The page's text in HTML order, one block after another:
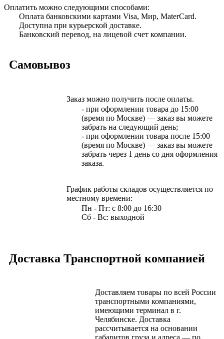
Оплатить можно следующими способами:
Оплата банковскими картами Visa, Мир, MaterCard.
Доступна при курьерской доставке.
Банковский перевод, на лицевой счет компании.
Самовывоз
Заказ можно получить после оплаты.
- при оформлении товара до 15:00
(время по Москве) — заказ вы можете
забрать на следующий день;
- при оформлении товара после 15:00
(время по Москве) — заказ вы можете
забрать через 1 день со дня оформления
заказа.
График работы складов осуществляется по
местному времени:
Пн - Пт: с 8:00 до 16:30
Сб - Вс: выходной
Доставка Транспортной компанией
Доставляем товары по всей России
транспортными компаниями,
имеющими терминал в г.
Челябинске. Доставка
рассчитывается на основании